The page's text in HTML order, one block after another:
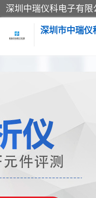
深圳市中瑞仪
电阻-功率计
万用表
蓝牙测试仪